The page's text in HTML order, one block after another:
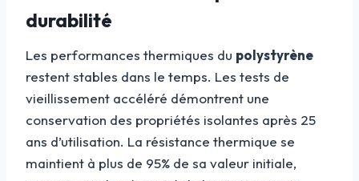
durabilité
Les performances thermiques du polystyrène
restent stables dans le temps. Les tests de
vieillissement accéléré démontrent une
conservation des propriétés isolantes après 25
ans d’utilisation. La résistance thermique se
maintient à plus de 95% de sa valeur initiale,